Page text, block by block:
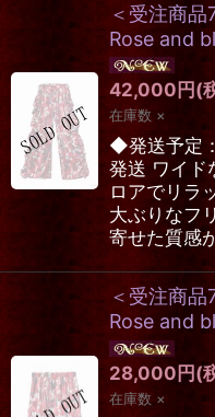
＜受注商品
Rose and
42,000 円 (
在庫数 ×
◆発送予定
発送 ワイド
ロアでリラ
大ぶりなフ
寄せた質感
＜受注商品
Rose and
28,000 円 (
在庫数 ×